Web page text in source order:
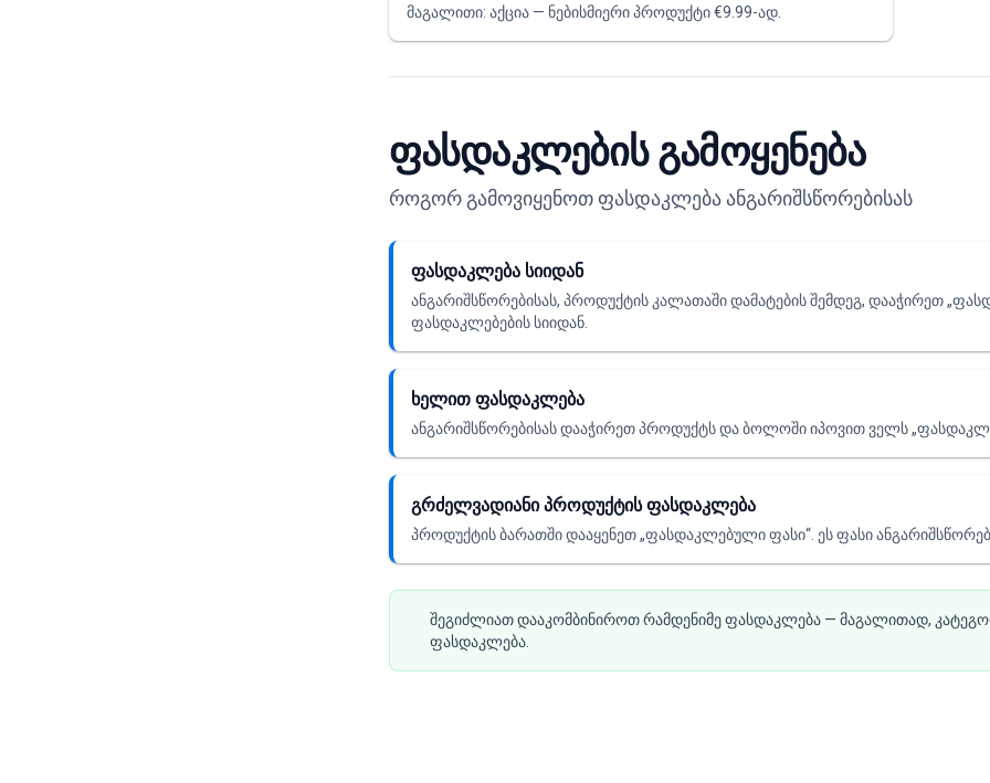
მაგალითი: აქცია — ნებისმიერი პროდუქტი €9.99-ად.
ფასდაკლების გამოყენება
როგორ გამოვიყენოთ ფასდაკლება ანგარიშსწორებისას
ფასდაკლება სიიდან
ანგარიშსწორებისას, პროდუქტის კალათაში დამატების შემდეგ, დააჭირეთ
ფასდაკლებების სიიდან.
ხელით ფასდაკლება
ანგარიშსწორებისას დააჭირეთ პროდუქტს და ბოლოში იპოვით ველს
გრძელვადიანი პროდუქტის ფასდაკლება
პროდუქტის ბარათში დააყენეთ „ფასდაკლებული ფასი“. ეს ფასი
შეგიძლიათ დააკომბინიროთ რამდენიმე ფასდაკლება — მაგალითად,
ფასდაკლება.